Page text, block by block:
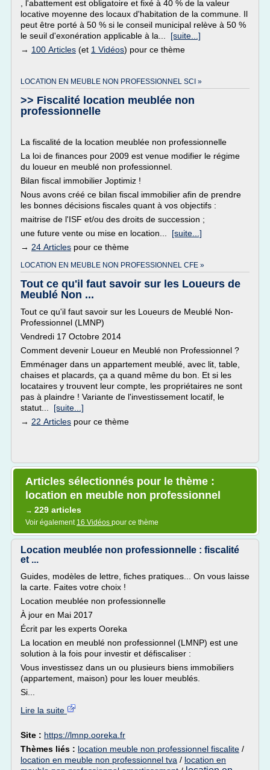
, l'abattement est obligatoire et fixé à 40 % de la valeur
locative moyenne des locaux d'habitation de la commune. Il
peut être porté à 50 % si le conseil municipal relève à 50 %
le seuil d'exonération applicable à la... [suite...]
→ 100 Articles (et 1 Vidéos) pour ce thème
LOCATION EN MEUBLE NON PROFESSIONNEL SCI »
>> Fiscalité location meublée non
professionnelle
La fiscalité de la location meublée non professionnelle
La loi de finances pour 2009 est venue modifier le régime
du loueur en meublé non professionnel.
Bilan fiscal immobilier Joptimiz !
Nous avons créé ce bilan fiscal immobilier afin de prendre
les bonnes décisions fiscales quant à vos objectifs :
maitrise de l'ISF et/ou des droits de succession ;
une future vente ou mise en location... [suite...]
→ 24 Articles pour ce thème
LOCATION EN MEUBLE NON PROFESSIONNEL CFE »
Tout ce qu'il faut savoir sur les Loueurs de
Meublé Non ...
Tout ce qu'il faut savoir sur les Loueurs de Meublé Non-
Professionnel (LMNP)
Vendredi 17 Octobre 2014
Comment devenir Loueur en Meublé non Professionnel ?
Emménager dans un appartement meublé, avec lit, table,
chaises et placards, ça a quand même du bon. Et si les
locataires y trouvent leur compte, les propriétaires ne sont
pas à plaindre ! Variante de l'investissement locatif, le
statut... [suite...]
→ 22 Articles pour ce thème
Articles sélectionnés pour le thème :
location en meuble non professionnel
→ 229 articles
Voir également 16 Vidéos pour ce thème
Location meublée non professionnelle : fiscalité
et ...
Guides, modèles de lettre, fiches pratiques... On vous laisse
la carte. Faites votre choix !
Location meublée non professionnelle
À jour en Mai 2017
Écrit par les experts Ooreka
La location en meublé non professionnel (LMNP) est une
solution à la fois pour investir et défiscaliser :
Vous investissez dans un ou plusieurs biens immobiliers
(appartement, maison) pour les louer meublés.
Si...
Lire la suite
Site : https://lmnp.ooreka.fr
Thèmes liés : location meuble non professionnel fiscalite /
location en meuble non professionnel tva / location en